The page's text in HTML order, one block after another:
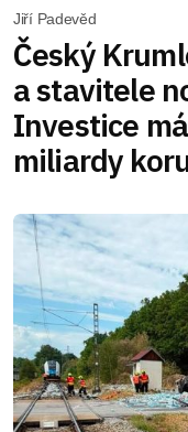
Jiří Padevěd
Český
a stavitele
Investice
miliardy